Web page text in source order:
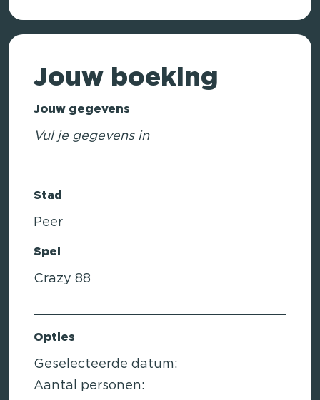
Jouw boeking
Jouw gegevens
Vul je gegevens in
Stad
Peer
Spel
Crazy 88
Opties
Geselecteerde datum:
Aantal personen: